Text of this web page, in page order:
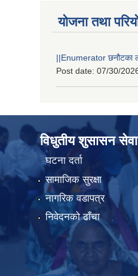
योजना तथा
||Enumerator छनौटका
Post date: 07/30/
विधुतीय शुसासन सेवा
घटना दर्ता
सामाजिक सुरक्षा
नागरिक वडापत्र
निवेदनको ढाँचा